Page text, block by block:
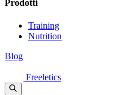
Prodotti
Training
Nutrition
Blog
Freeletics